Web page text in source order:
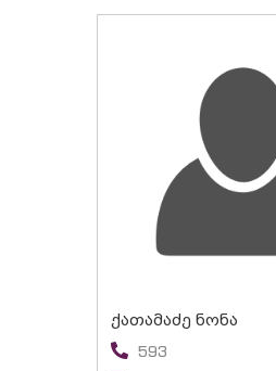
ქათამაძე ნონა
593